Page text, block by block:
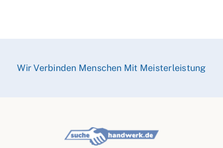
Wir Verbinden Menschen Mit Meisterleistung